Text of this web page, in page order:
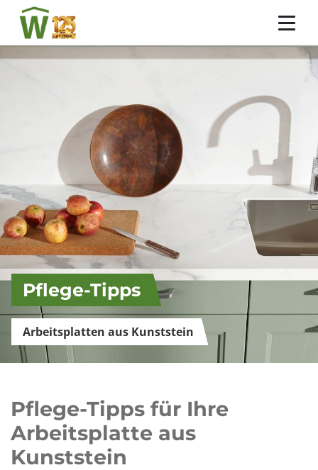
Pflege-Tipps
Arbeitsplatten aus Kunststein
Pflege-Tipps für Ihre
Arbeitsplatte aus
Kunststein